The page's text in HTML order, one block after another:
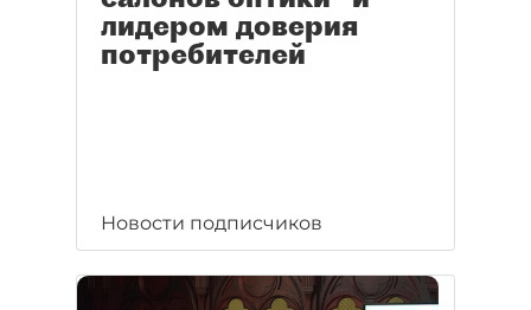
лидером доверия
потребителей
Новости подписчиков